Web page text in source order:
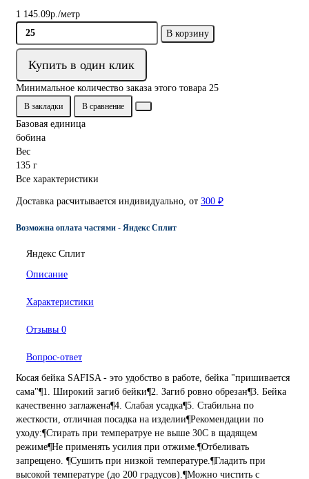
1 145.09р./метр
В корзину
Купить в один клик
Минимальное количество заказа этого товара 25
В закладки В сравнение
Базовая единица
бобина
Вес
135 г
Все характеристики
Доставка расчитывается индивидуально, от 300 ₽
Возможна оплата частями - Яндекс Сплит
Яндекс Сплит
Описание
Характеристики
Отзывы 0
Вопрос-ответ
Косая бейка SAFISA - это удобство в работе, бейка "пришивается
сама"¶1. Широкий загиб бейки¶2. Загиб ровно обрезан¶3. Бейка
качественно заглажена¶4. Слабая усадка¶5. Стабильна по
жесткости, отличная посадка на изделии¶Рекомендации по
уходу:¶Стирать при температруе не выше 30С в щадящем
режиме¶Не применять усилия при отжиме.¶Отбеливать
запрещено. ¶Сушить при низкой температуре.¶Гладить при
высокой температуре (до 200 градусов).¶Можно чистить с